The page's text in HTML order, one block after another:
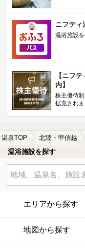
ニフティ
温浴施設
【ニフ
内】
株主優待
拡充されま
温泉TOP 北陸・甲信越
温浴施設を探す
エリアから探す
地図から探す